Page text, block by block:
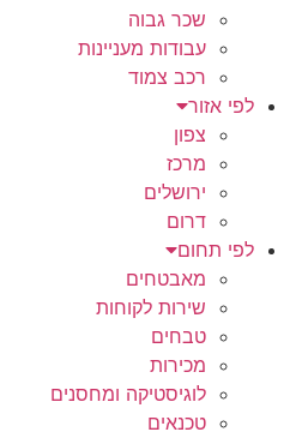
שכר גבוה
עבודות מעניינות
רכב צמוד
לפי אזור
צפון
מרכז
ירושלים
דרום
לפי תחום
מאבטחים
שירות לקוחות
טבחים
מכירות
לוגיסטיקה ומחסנים
טכנאים